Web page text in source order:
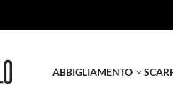
ABBIGLIAMENTO